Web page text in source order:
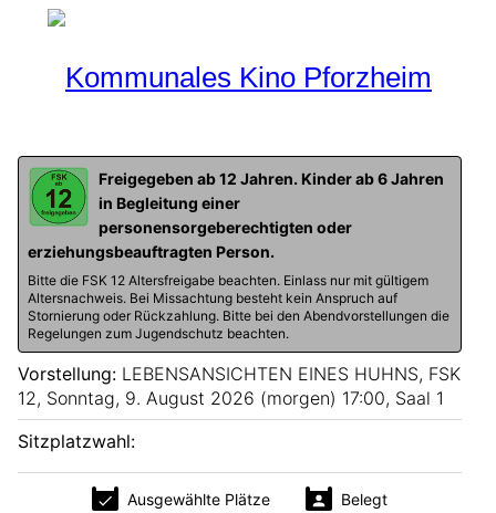
Programm
Aktueller Monat